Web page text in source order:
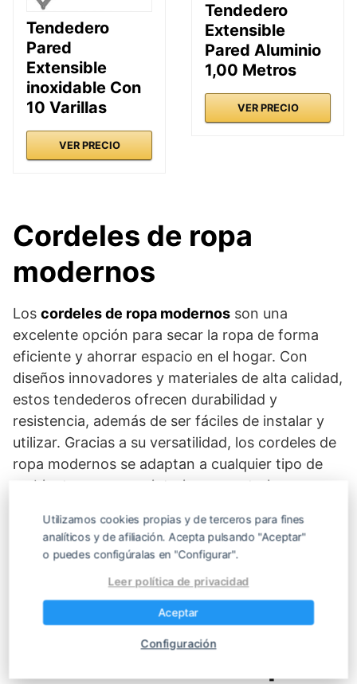
Tendedero
Pared
Extensible
inoxidable Con
10 Varillas
VER PRECIO
Tendedero
Extensible
Pared Aluminio
1,00 Metros
VER PRECIO
Cordeles de ropa
modernos
Los cordeles de ropa modernos son una
excelente opción para secar la ropa de forma
eficiente y ahorrar espacio en el hogar. Con
diseños innovadores y materiales de alta calidad,
estos tendederos ofrecen durabilidad y
resistencia, además de ser fáciles de instalar y
utilizar. Gracias a su versatilidad, los cordeles de
ropa modernos se adaptan a cualquier tipo de
ambiente, ya sea en interiores o exteriores,
funcional para secar la ropa de manera eficiente.
Tipos de tendederos
Utilizamos cookies propias y de terceros para fines
analíticos y de afiliación. Acepta pulsando "Aceptar"
o puedes configúralas en "Configurar".
Leer política de privacidad
Aceptar
Configuración